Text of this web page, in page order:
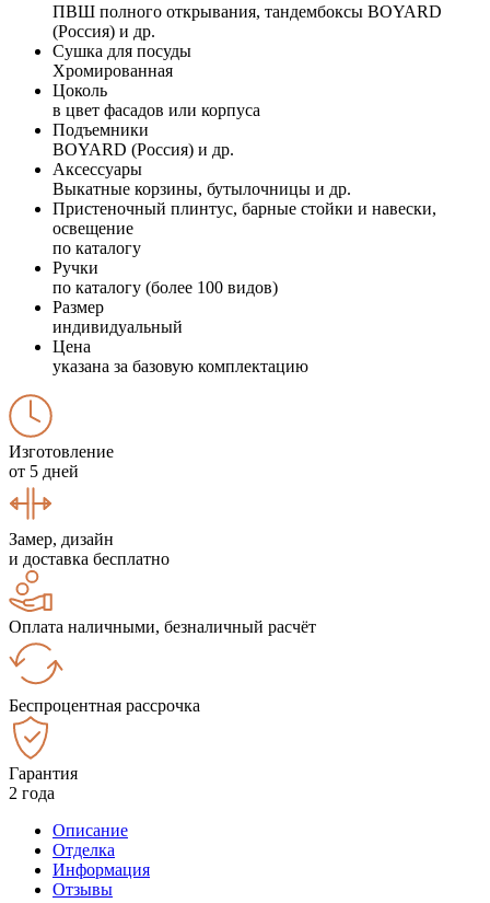
ПВШ полного открывания, тандембоксы BOYARD
(Россия) и др.
Сушка для посуды
Хромированная
Цоколь
в цвет фасадов или корпуса
Подъемники
BOYARD (Россия) и др.
Аксессуары
Выкатные корзины, бутылочницы и др.
Пристеночный плинтус, барные стойки и навески,
освещение
по каталогу
Ручки
по каталогу (более 100 видов)
Размер
индивидуальный
Цена
указана за базовую комплектацию
Изготовление
от 5 дней
Замер, дизайн
и доставка бесплатно
Оплата наличными, безналичный расчёт
Беспроцентная рассрочка
Гарантия
2 года
Описание
Отделка
Информация
Отзывы